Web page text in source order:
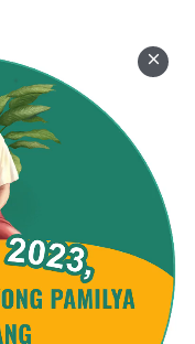
na
Niya ang
punto
mabuti? May isa
na malinaw sa
ang mga buhay
ito ay naitakda
sinasabi iyon?
ng Diyos at